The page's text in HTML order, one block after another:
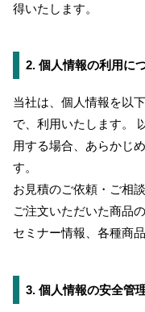
得いたします。
2. 個人情報の利用に
当社は、個人情報を以
で、利用いたします。
用する場合、あらかじ
す。
お見積のご依頼・ご相
ご注文いただいた商品
セミナー情報、各種商
3. 個人情報の安全管